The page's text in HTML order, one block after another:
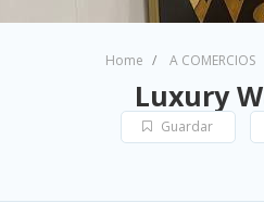
Home A COMERCIOS
Luxury
Guardar